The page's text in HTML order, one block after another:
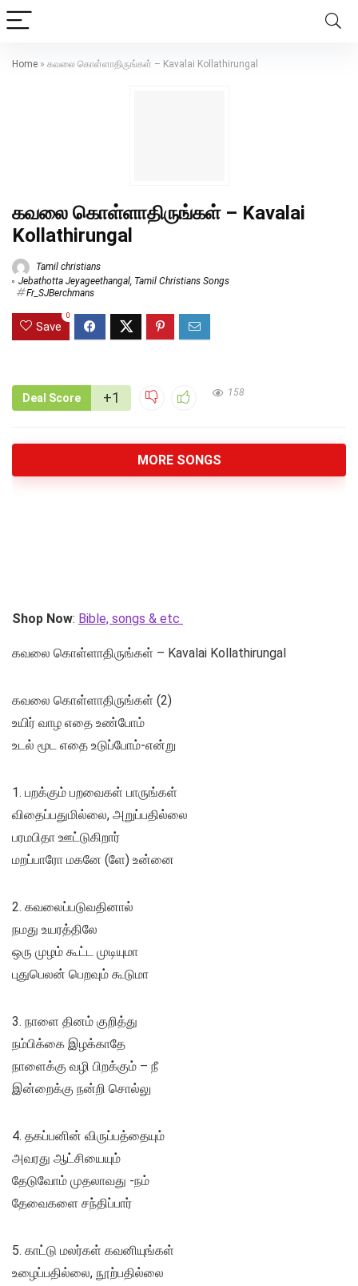
Home » கவலை கொள்ளாதிருங்கள் – Kavalai Kollathirungal
கவலை கொள்ளாதிருங்கள் – Kavalai
Kollathirungal
Tamil christians
Jebathotta Jeyageethangal, Tamil Christians Songs
Fr_SJBerchmans
Save
0
Deal Score +1 158
MORE SONGS
Shop Now: Bible, songs & etc
கவலை கொள்ளாதிருங்கள் – Kavalai Kollathirungal
கவலை கொள்ளாதிருங்கள் (2)
உயிர் வாழ எதை உண்போம்
உடல் மூட எதை உடுப்போம்-என்று
1. பறக்கும் பறவைகள் பாருங்கள்
விதைப்பதுமில்லை, அறுப்பதில்லை
பரமபிதா ஊட்டுகிறார்
மறப்பாரோ மகனே (ளே) உன்னை
2. கவலைப்படுவதினால்
நமது உயரத்திலே
ஒரு முழம் கூட்ட முடியுமா
புதுபெலன் பெறவும் கூடுமா
3. நாளை தினம் குறித்து
நம்பிக்கை இழக்காதே
நாளைக்கு வழி பிறக்கும் – நீ
இன்றைக்கு நன்றி சொல்லு
4. தகப்பனின் விருப்பத்தையும்
அவரது ஆட்சியையும்
தேடுவோம் முதலாவது -நம்
தேவைகளை சந்திப்பார்
5. காட்டு மலர்கள் கவனியுங்கள்
உழைப்பதில்லை, நூற்பதில்லை